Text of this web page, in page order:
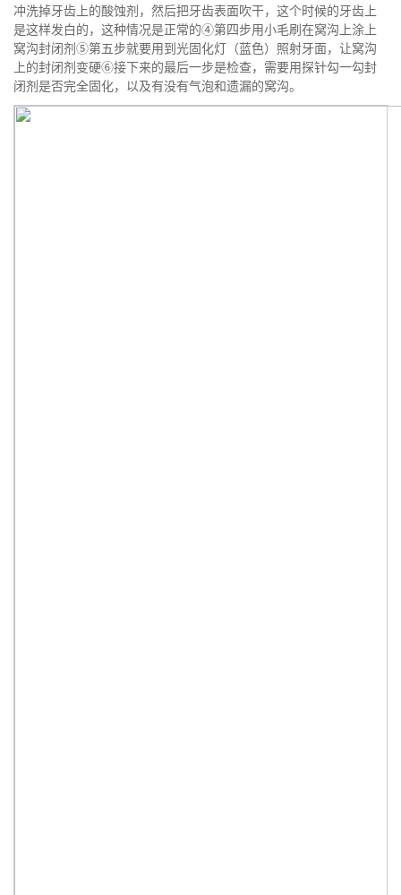
冲洗掉牙齿上的酸蚀剂，然后把牙齿表面吹干，这个时候的牙齿上
是这样发白的，这种情况是正常的④第四步用小毛刷在窝沟上涂上
窝沟封闭剂⑤第五步就要用到光固化灯（蓝色）照射牙面，让窝沟
上的封闭剂变硬⑥接下来的最后一步是检查，需要用探针勾一勾封
闭剂是否完全固化，以及有没有气泡和遗漏的窝沟。